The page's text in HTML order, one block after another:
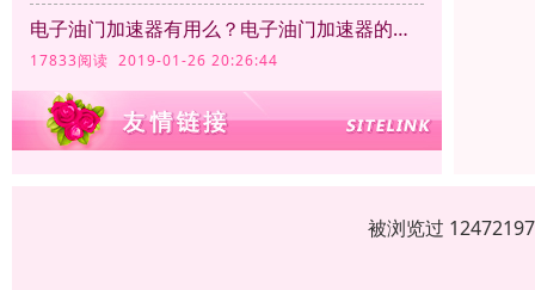
电子油门加速器有用么？电子油门加速器的作用
17833阅读 2019-01-26 20:26:44
被浏览过